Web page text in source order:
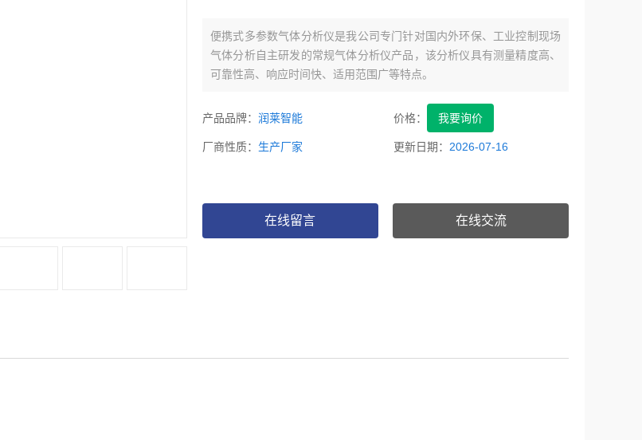
便携式多参数气体分析仪是我公司专门针对国内外环保、工业控制现场
气体分析自主研发的常规气体分析仪产品，该分析仪具有测量精度高、
可靠性高、响应时间快、适用范围广等特点。
产品品牌： 润莱智能 价格： 我要询价
厂商性质： 生产厂家 更新日期： 2026-07-16
在线留言 在线交流